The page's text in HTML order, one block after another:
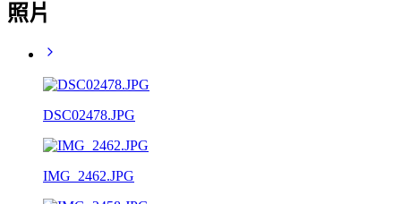
照片
DSC02478.JPG
IMG_2462.JPG